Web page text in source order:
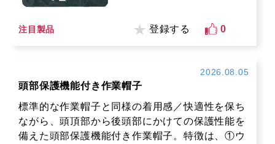
注目製品 登録する 0
2026.08.05
頭部保護機能付き作業帽子
標準的な作業帽子と同様の着用感／快適性を保ち
ながら、頭頂部から後頭部にかけての保護性能を
備えた頭部保護機能付き作業帽子。特徴は、①ウ